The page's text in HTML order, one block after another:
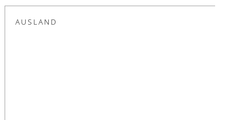
AUSLAND